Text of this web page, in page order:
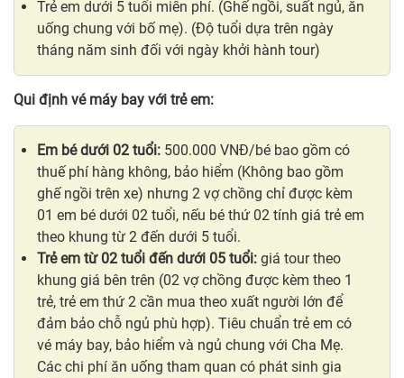
Trẻ em dưới 5 tuổi miễn phí. (Ghế ngồi, suất ngủ, ăn
uống chung với bố mẹ). (Độ tuổi dựa trên ngày
tháng năm sinh đối với ngày khởi hành tour)
Qui định vé máy bay với trẻ em:
Em bé dưới 02 tuổi: 500.000 VNĐ/bé bao gồm có
thuế phí hàng không, bảo hiểm (Không bao gồm
ghế ngồi trên xe) nhưng 2 vợ chồng chỉ được kèm
01 em bé dưới 02 tuổi, nếu bé thứ 02 tính giá trẻ em
theo khung từ 2 đến dưới 5 tuổi.
Trẻ em từ 02 tuổi đến dưới 05 tuổi: giá tour theo
khung giá bên trên (02 vợ chồng được kèm theo 1
trẻ, trẻ em thứ 2 cần mua theo xuất người lớn để
đảm bảo chỗ ngủ phù hợp). Tiêu chuẩn trẻ em có
vé máy bay, bảo hiểm và ngủ chung với Cha Mẹ.
Các chi phí ăn uống tham quan có phát sinh gia